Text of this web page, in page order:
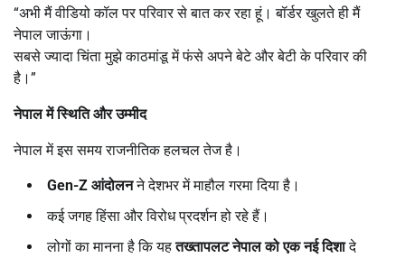
“अभी मैं वीडियो कॉल पर परिवार से बात कर रहा हूं। बॉर्डर खुलते ही मैं
नेपाल जाऊंगा।
सबसे ज्यादा चिंता मुझे काठमांडू में फंसे अपने बेटे और बेटी के परिवार की
है।”
नेपाल में स्थिति और उम्मीद
नेपाल में इस समय राजनीतिक हलचल तेज है।
Gen-Z आंदोलनने देशभर में माहौल गरमा दिया है।
कई जगह हिंसा और विरोध प्रदर्शन हो रहे हैं।
लोगों का मानना है कि यहतख्तापलट नेपाल को एक नई दिशादे